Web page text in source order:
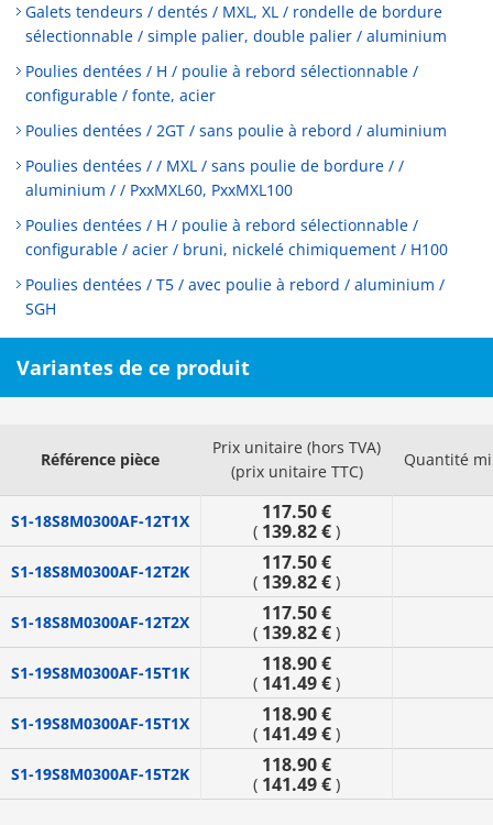
Galets tendeurs / dentés / MXL, XL / rondelle de bordure
sélectionnable / simple palier, double palier / aluminium
Poulies dentées / H / poulie à rebord sélectionnable /
configurable / fonte, acier
Poulies dentées / 2GT / sans poulie à rebord / aluminium
Poulies dentées / / MXL / sans poulie de bordure / /
aluminium / / PxxMXL60, PxxMXL100
Poulies dentées / H / poulie à rebord sélectionnable /
configurable / acier / bruni, nickelé chimiquement / H100
Poulies dentées / T5 / avec poulie à rebord / aluminium /
SGH
Variantes de ce produit
Référence pièce
Prix unitaire (hors TVA)
(prix unitaire TTC)
Quantité
S1-18S8M0300AF-12T1X 117.50 €
( 139.82 € )
S1-18S8M0300AF-12T2K 117.50 €
( 139.82 € )
S1-18S8M0300AF-12T2X 117.50 €
( 139.82 € )
S1-19S8M0300AF-15T1K 118.90 €
( 141.49 € )
S1-19S8M0300AF-15T1X 118.90 €
( 141.49 € )
S1-19S8M0300AF-15T2K 118.90 €
( 141.49 € )